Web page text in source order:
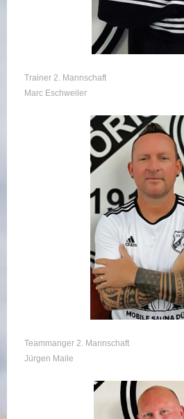
Trainer 2. Mannschaft
Marc Eschweiler
Teammanger 2. Mannschaft
Jürgen Maile